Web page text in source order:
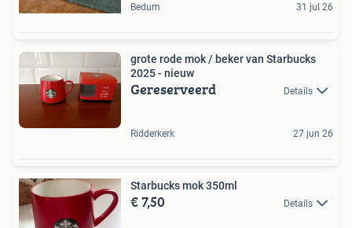
Bedum 31 jul 26
grote rode mok / beker van Starbucks
2025 - nieuw
Gereserveerd Details
Ridderkerk 27 jun 26
Starbucks mok 350ml
€ 7,50 Details